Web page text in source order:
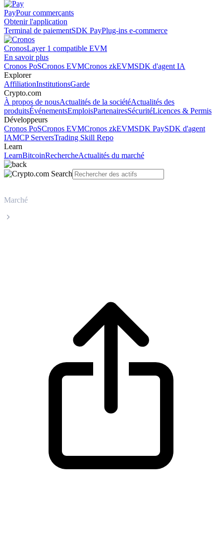
PayPour commerçants
Obtenir l'application
Terminal de paiementSDK PayPlug-ins e-commerce
CronosLayer 1 compatible EVM
En savoir plus
Cronos PoSCronos EVMCronos zkEVMSDK d'agent IA
Explorer
AffiliationInstitutionsGarde
Crypto.com
À propos de nousActualités de la sociétéActualités des
produitsÉvénementsEmploisPartenairesSécuritéLicences & Permis
Développeurs
Cronos PoSCronos EVMCronos zkEVMSDK PaySDK d'agent
IAMCP ServersTrading Skill Repo
Learn
LearnBitcoinRechercheActualités du marché
Marché